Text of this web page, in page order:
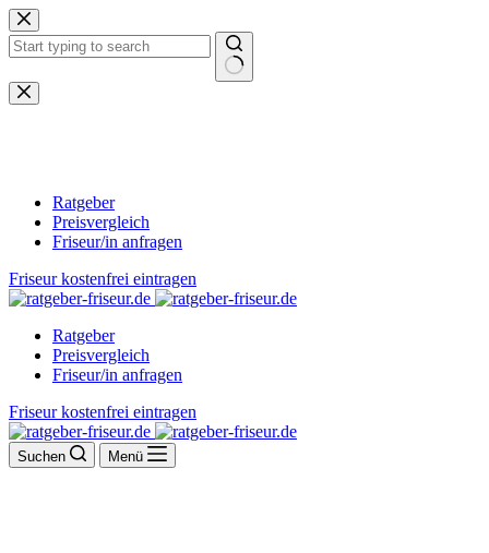
Zum
Inhalt
springen
Keine
Ergebnisse
Ratgeber
Preisvergleich
Friseur/in anfragen
Friseur kostenfrei eintragen
Ratgeber
Preisvergleich
Friseur/in anfragen
Friseur kostenfrei eintragen
Suchen Menü